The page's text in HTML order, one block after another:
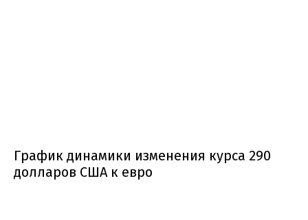
График динамики изменения курса 290
долларов США к евро